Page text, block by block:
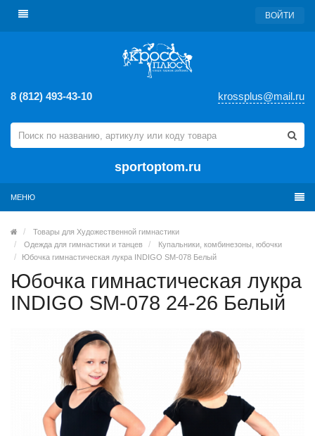
ВОЙТИ
8 (812) 493-43-10 krossplus@mail.ru
sportoptom.ru
МЕНЮ
Товары для Художественной гимнастики
Одежда для гимнастики и танцев
Купальники, комбинезоны, юбочки
Юбочка гимнастическая лукра INDIGO SM-078 Белый
Юбочка гимнастическая лукра
INDIGO SM-078 24-26 Белый